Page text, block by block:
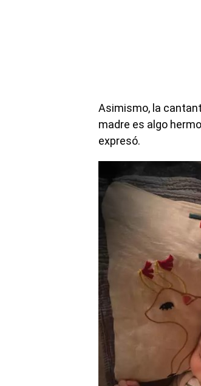
Asimismo, la
madre es algo
expresó.